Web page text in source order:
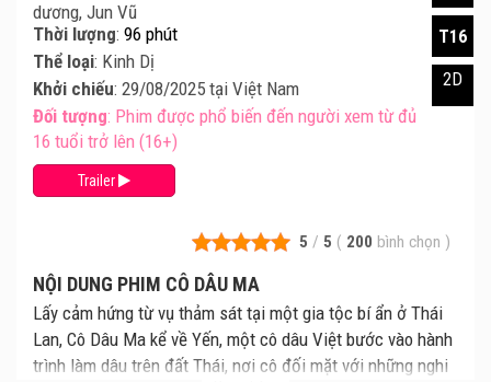
5 / 5 ( 200 bình chọn )
NỘI DUNG PHIM CÔ DÂU MA
Lấy cảm hứng từ vụ thảm sát tại một gia tộc bí ẩn ở Thái
Lan, Cô Dâu Ma kể về Yến, một cô dâu Việt bước vào hành
trình làm dâu trên đất Thái, nơi cô đối mặt với những nghi
dương, Jun Vũ
Thời lượng: 96 phút
Thể loại: Kinh Dị
Khởi chiếu: 29/08/2025 tại Việt Nam
Đối tượng: Phim được phổ biến đến người xem từ đủ
16 tuổi trở lên (16+)
Trailer
T16
2D